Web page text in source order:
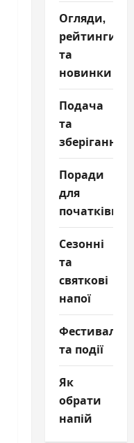
Огляди,
рейтинги
та
новинки
Подача
та
зберігання
Поради
для
початківців
Сезонні
та
святкові
напої
Фестивалі
та події
Як
обрати
напій